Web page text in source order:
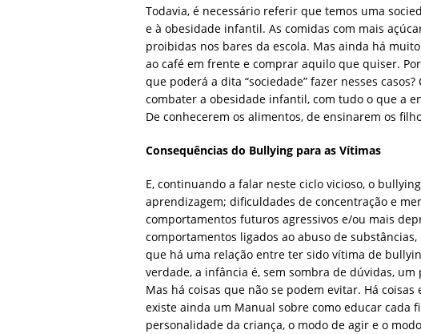
Todavia, é necessário referir que temos uma
e à obesidade infantil. As comidas com mais
proibidas nos bares da escola. Mas ainda há
ao café em frente e comprar aquilo que quiser.
que poderá a dita “sociedade” fazer nesses
combater a obesidade infantil, com tudo o que a
De conhecerem os alimentos, de ensinarem os
Consequências do Bullying para as Vítimas
E, continuando a falar neste ciclo vicioso, o
aprendizagem; dificuldades de concentração e
comportamentos futuros agressivos e/ou mais
comportamentos ligados ao abuso de
que há uma relação entre ter sido vítima de
verdade, a infância é, sem sombra de dúvidas,
Mas há coisas que não se podem evitar. Há
existe ainda um Manual sobre como educar cada
personalidade da criança, o modo de agir e o